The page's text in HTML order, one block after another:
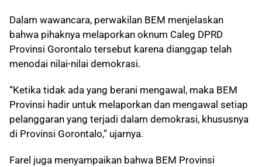
Dalam wawancara, perwakilan BEM menjelaskan
bahwa pihaknya melaporkan oknum Caleg DPRD
Provinsi Gorontalo tersebut karena dianggap telah
menodai nilai-nilai demokrasi.
“Ketika tidak ada yang berani mengawal, maka BEM
Provinsi hadir untuk melaporkan dan mengawal setiap
pelanggaran yang terjadi dalam demokrasi, khususnya
di Provinsi Gorontalo,” ujarnya.
Farel juga menyampaikan bahwa BEM Provinsi